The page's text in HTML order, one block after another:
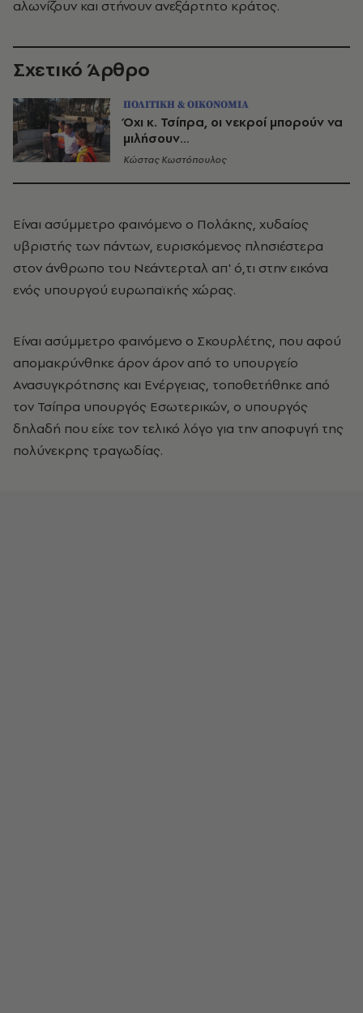
αλωνίζουν και στήνουν ανεξάρτητο κράτος.
Σχετικό Άρθρο
ΠΟΛΙΤΙΚΗ & ΟΙΚΟΝΟΜΙΑ
Όχι κ. Τσίπρα, οι νεκροί μπορούν να
μιλήσουν…
Κώστας Κωστόπουλος
Είναι ασύμμετρο φαινόμενο ο Πολάκης, χυδαίος
υβριστής των πάντων, ευρισκόμενος πλησιέστερα
στον άνθρωπο του Νεάντερταλ απ' ό,τι στην εικόνα
ενός υπουργού ευρωπαϊκής χώρας.
Είναι ασύμμετρο φαινόμενο ο Σκουρλέτης, που αφού
απομακρύνθηκε άρον άρον από το υπουργείο
Ανασυγκρότησης και Ενέργειας, τοποθετήθηκε από
τον Τσίπρα υπουργός Εσωτερικών, ο υπουργός
δηλαδή που είχε τον τελικό λόγο για την αποφυγή της
πολύνεκρης τραγωδίας.